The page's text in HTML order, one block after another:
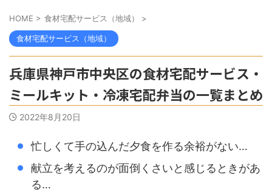
HOME > 食材宅配サービス（地域） >
食材宅配サービス（地域）
兵庫県神戸市中央区の食材宅配サービス・
ミールキット・冷凍宅配弁当の一覧まとめ
2022年8月20日
忙しくて手の込んだ夕食を作る余裕がない…
献立を考えるのが面倒くさいと感じるときがあ
る…